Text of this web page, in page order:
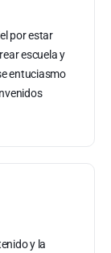
por estar
escuela y
entuciasmo
y la